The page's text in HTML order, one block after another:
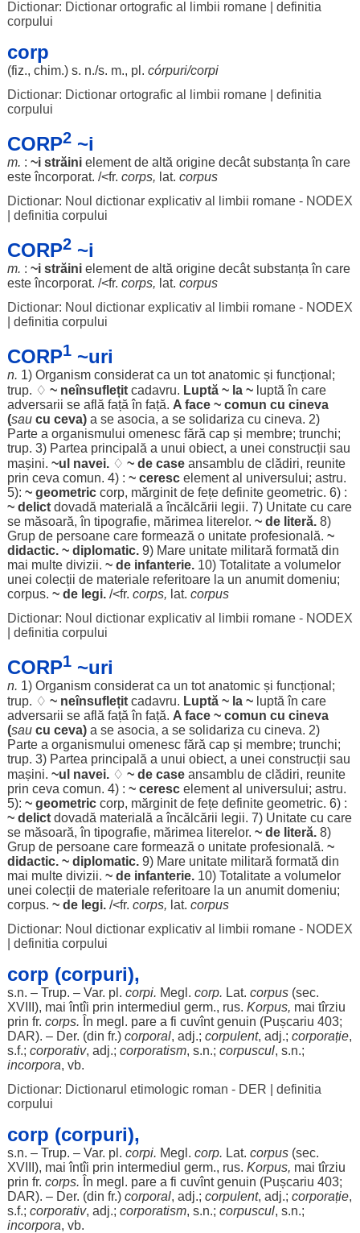
Dictionar: Dictionar ortografic al limbii romane| definitia
corpului
corp
(fiz., chim.) s. n./s. m., pl. córpuri/corpi
Dictionar: Dictionar ortografic al limbii romane| definitia
corpului
CORP2~i
m. : ~i străini elementde altă origine decât substanța în care
esteîncorporat. /<fr. corps, lat. corpus
Dictionar: Noul dictionar explicativ al limbii romane - NODEX
definitia corpului
CORP2~i
m. : ~i străini elementde altă origine decât substanța în care
esteîncorporat. /<fr. corps, lat. corpus
Dictionar: Noul dictionar explicativ al limbii romane - NODEX
definitia corpului
CORP1~uri
n. 1) Organism consideratca un totanatomicși funcțional ;
trup. ♢ ~ neînsuflețit cadavru. Luptă~ la ~ luptă în care
adversarii se află față în față. A face~ comun cu cineva
(saucu ceva)a se asocia, a se solidariza cu cineva. 2)
Partea organismului omenesc fără capși membre; trunchi;
trup. 3) Partea principală a unui obiect, a unei construcții sau
mașini. ~ul navei.♢ ~ de case ansamblu de clădiri, reunite
prin ceva comun. 4) : ~ ceresc elemental universului; astru.
5): ~ geometric corp, mărginitde fețe definite geometric. 6) :
~ delict dovadă materială aîncălcării legii. 7) Unitatecu care
se măsoară, în tipografie, mărimea literelor. ~ de literă.8)
Grupde persoanecare formează o unitate profesională. ~
didactic. ~ diplomatic.9) Mare unitate militară formată din
mai multe divizii. ~ de infanterie.10) Totalitatea volumelor
unei colecții de materiale referitoarela un anumit domeniu;
corpus. ~ de legi. /<fr. corps, lat. corpus
Dictionar: Noul dictionar explicativ al limbii romane - NODEX
definitia corpului
CORP1~uri
n. 1) Organism consideratca un totanatomicși funcțional ;
trup. ♢ ~ neînsuflețit cadavru. Luptă~ la ~ luptă în care
adversarii se află față în față. A face~ comun cu cineva
(saucu ceva)a se asocia, a se solidariza cu cineva. 2)
Partea organismului omenesc fără capși membre; trunchi;
trup. 3) Partea principală a unui obiect, a unei construcții sau
mașini. ~ul navei.♢ ~ de case ansamblu de clădiri, reunite
prin ceva comun. 4) : ~ ceresc elemental universului; astru.
5): ~ geometric corp, mărginitde fețe definite geometric. 6) :
~ delict dovadă materială aîncălcării legii. 7) Unitatecu care
se măsoară, în tipografie, mărimea literelor. ~ de literă.8)
Grupde persoanecare formează o unitate profesională. ~
didactic. ~ diplomatic.9) Mare unitate militară formată din
mai multe divizii. ~ de infanterie.10) Totalitatea volumelor
unei colecții de materiale referitoarela un anumit domeniu;
corpus. ~ de legi. /<fr. corps, lat. corpus
Dictionar: Noul dictionar explicativ al limbii romane - NODEX
definitia corpului
corp (corpuri),
s.n. – Trup. – Var. pl. corpi. Megl. corp. Lat. corpus(sec.
XVIII), mai întîi prin intermediul germ., rus. Korpus, mai tîrziu
prin fr. corps. În megl. pare a fi cuvîntgenuin (Pușcariu 403;
DAR). – Der. (din fr.) corporal, adj.; corpulent, adj.; corporație,
s.f.; corporativ, adj.; corporatism, s.n.; corpuscul, s.n.;
incorpora, vb.
Dictionar: Dictionarul etimologic roman - DER
definitia
corpului
corp (corpuri),
s.n. – Trup. – Var. pl. corpi. Megl. corp. Lat. corpus(sec.
XVIII), mai întîi prin intermediul germ., rus. Korpus, mai tîrziu
prin fr. corps. În megl. pare a fi cuvîntgenuin (Pușcariu 403;
DAR). – Der. (din fr.) corporal, adj.; corpulent, adj.; corporație,
s.f.; corporativ, adj.; corporatism, s.n.; corpuscul, s.n.;
incorpora, vb.